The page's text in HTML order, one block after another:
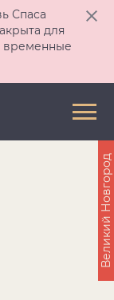
Спаса
для
временные
Великий Новгород